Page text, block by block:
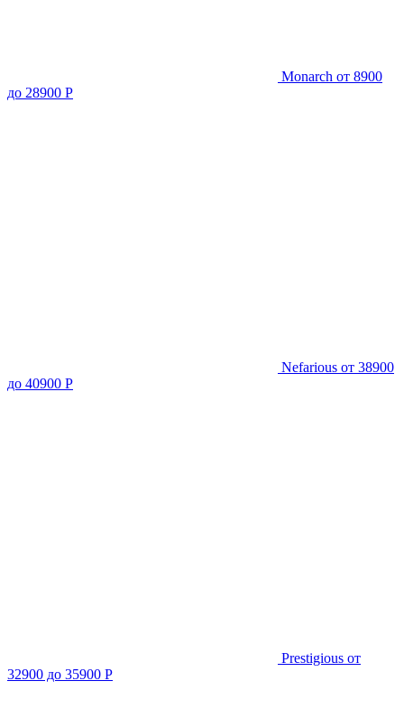
Monarch от 8900
до 28900 Р
Nefarious от 38900
до 40900 Р
Prestigious от
32900 до 35900 Р